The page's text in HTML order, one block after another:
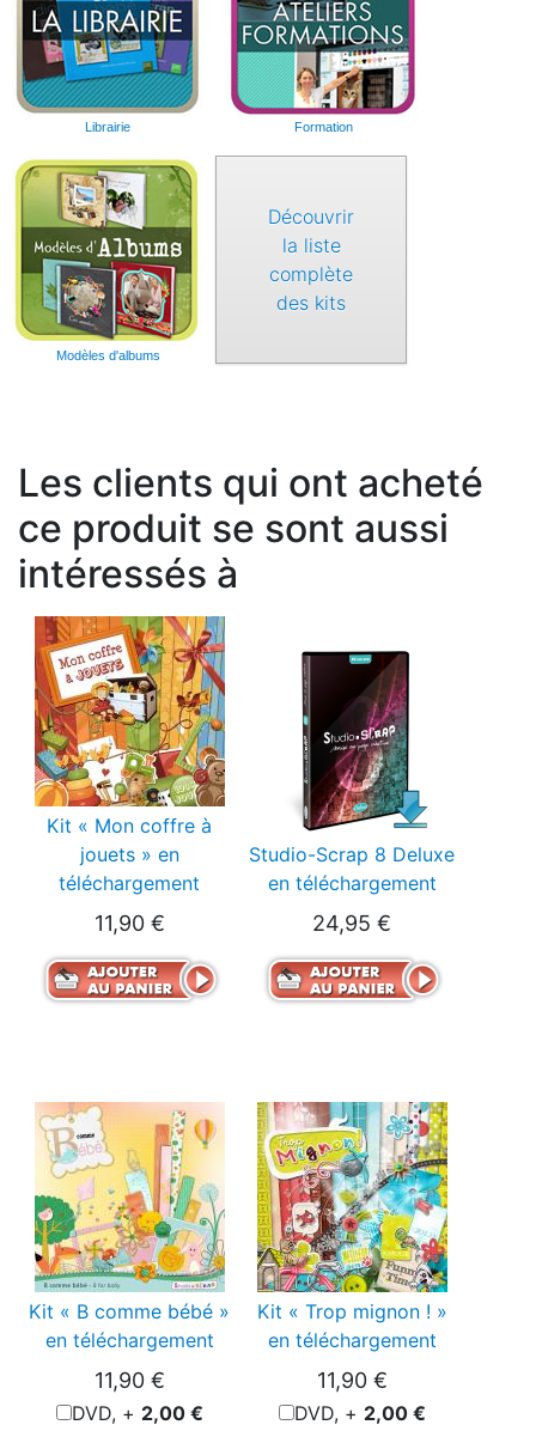
Librairie Formation
Modèles d'albums
Découvrir
la liste
complète
des kits
Les clients qui ont acheté
ce produit se sont aussi
intéressés à
Kit « Mon coffre à
jouets » en
téléchargement
11,90 €
Studio-Scrap 8 Deluxe
en téléchargement
24,95 €
Kit « B comme bébé »
en téléchargement
11,90 €
DVD, + 2,00 €
Kit « Trop mignon ! »
en téléchargement
11,90 €
DVD, + 2,00 €